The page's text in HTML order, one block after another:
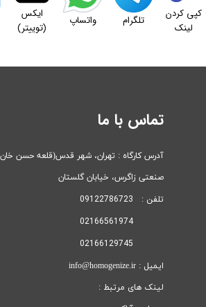
کپی کردن
لینک
تلگرام واتساپ
ایکس
(توییتر)
تماس با ما
آدرس کارگاه : تهران، شهر قدس(قلعه حسن
صنعتی زاگرس، خیابان گلستان
تلفن : 09122786723
02166561974
ایمیل : info@homogenize.ir
لینک های مرتبط :